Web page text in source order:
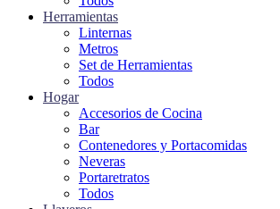
Herramientas
Linternas
Metros
Set de Herramientas
Todos
Hogar
Accesorios de Cocina
Bar
Contenedores y Portacomidas
Neveras
Portaretratos
Todos